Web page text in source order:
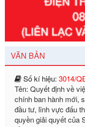
VĂN BẢN
351/
Tên: Nghị định số
định chuẩn nghèo
Ngày ban hành: 29/
Số kí hiệu:
Tên: Quyết định về
chính ban hành mới,
đầu tư, lĩnh vực đấu
quyền giải quyết của
tế Đông Nam Nghệ
Ngày ban hành: 23/